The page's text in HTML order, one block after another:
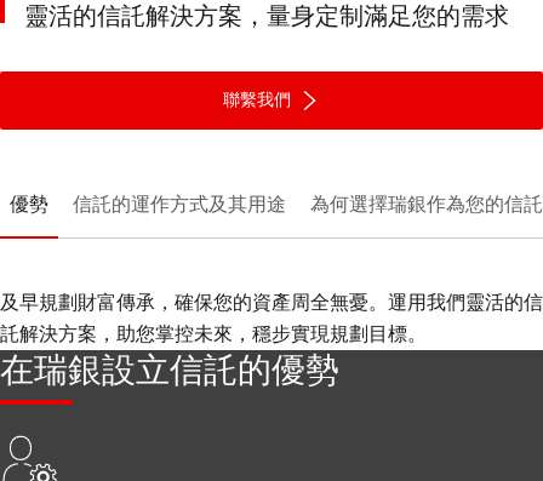
靈活的信託解決方案，量身定制滿足您的需求
聯繫我們
優勢 信託的運作方式及其用途 為何選擇瑞銀作為您的信
灯
及早規劃財富傳承，確保您的資產周全無憂。運用我們靈活的信
託解決方案，助您掌控未來，穩步實現規劃目標。
在瑞銀設立信託的優勢